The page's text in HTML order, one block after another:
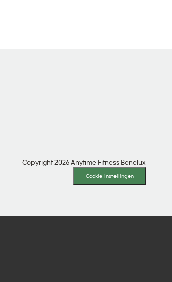
Copyright 2026 Anytime Fitness Benelux
Cookie-instellingen